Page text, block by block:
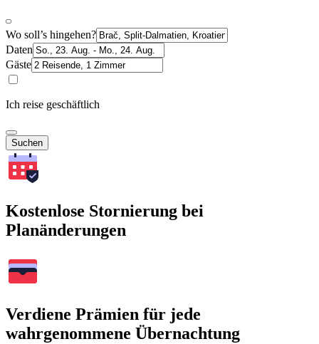
Wo soll’s hingehen?
Daten
Gäste
Ich reise geschäftlich
Suchen
Kostenlose Stornierung bei
Planänderungen
Verdiene Prämien für jede
wahrgenommene Übernachtung